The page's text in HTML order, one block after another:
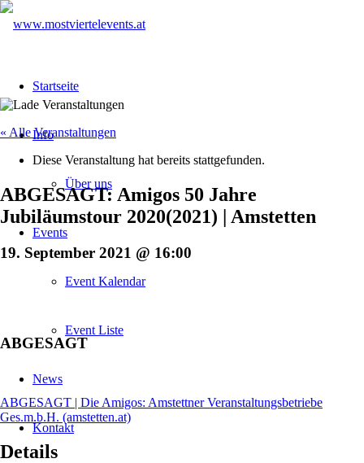
Startseite
Info
Über uns
Events
Event Kalendar
Event Liste
News
Kontakt
« Alle Veranstaltungen
Diese Veranstaltung hat bereits stattgefunden.
ABGESAGT: Amigos 50 Jahre
Jubiläumstour 2020(2021) | Amstetten
19. September 2021 @ 16:00
ABGESAGT
ABGESAGT | Die Amigos: Amstettner Veranstaltungsbetriebe
Ges.m.b.H. (amstetten.at)
Details